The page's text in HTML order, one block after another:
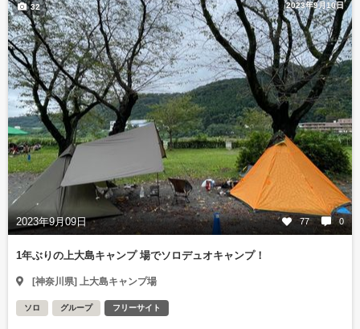
2023年9月10日
2023年9月09日 77 0
32
1年ぶりの上大島キャンプ 場でソロデュオキャンプ！
[神奈川県] 上大島キャンプ場
ソロ グループ フリーサイト